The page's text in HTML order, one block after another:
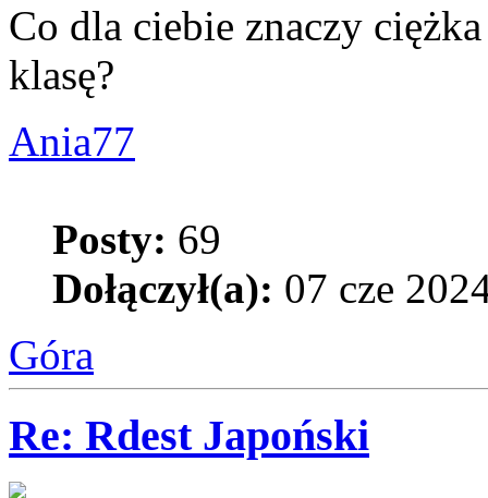
Co dla ciebie znaczy
klasę?
Ania77
Posty: 69
Dołączył(a): 07 cze
Góra
Re: Rdest Japoński